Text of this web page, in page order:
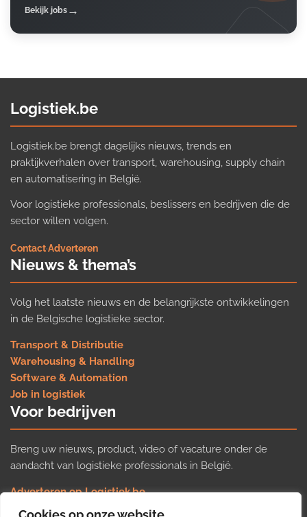
Bekijk jobs
Logistiek.be
Logistiek.be brengt dagelijks nieuws, trends en
praktijkverhalen over transport, warehousing, supply chain
en automatisering in België.
Voor logistieke professionals, beslissers en bedrijven die de
sector willen volgen.
Contact·Adverteren
Nieuws & thema’s
Volg het laatste nieuws en de belangrijkste ontwikkelingen
in de Belgische logistieke sector.
Transport & Distributie
Warehousing & Handling
Software & Automation
Job in logistiek
Voor bedrijven
Breng uw nieuws, product, video of vacature onder de
aandacht van logistieke professionals in België.
Adverteren op Logistiek.be
Nieuws insturen